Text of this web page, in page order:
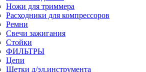
Ножи для триммера
Расходники для компрессоров
Ремни
Свечи зажигания
Стойки
ФИЛЬТРЫ
Цепи
Щетки д/эл.инструмента